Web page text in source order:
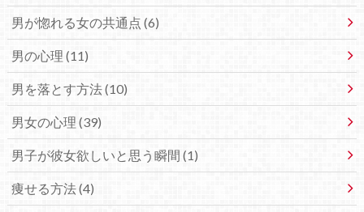
男が惚れる女の共通点 (6)
男の心理 (11)
男を落とす方法 (10)
男女の心理 (39)
男子が彼女欲しいと思う瞬間 (1)
痩せる方法 (4)